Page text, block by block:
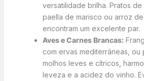
versatilidade brilha. Pratos
paella de marisco ou arroz
encontram um excelente par.
Aves e Carnes Brancas:
com ervas mediterrâneas, ou
molhos leves e cítricos,
leveza e a acidez do vinho.